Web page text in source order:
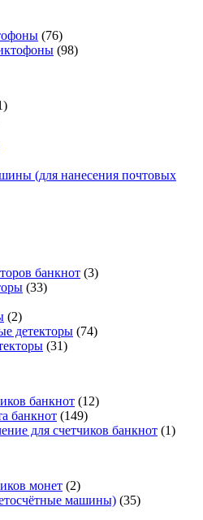
(76)
(98)
(для нанесения почтовых
банкнот (3)
(33)
(2)
детекторы (74)
(31)
банкнот (12)
банкнот (149)
для счетчиков банкнот (1)
монет (2)
машины) (35)